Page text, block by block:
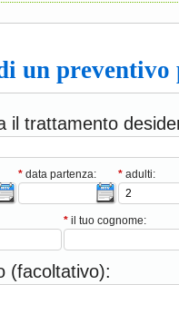
un preventivo
il trattamento
* data partenza: * adulti:
* il tuo cognome:
(facoltativo):